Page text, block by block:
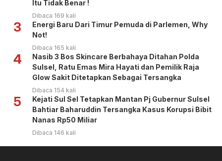
Itu Tidak Benar !
Dibaca 169 kali
3
Energi Baru Dari Timur Pemuda di Parlemen, Why
Not!
Dibaca 165 kali
4
Nasib 3 Bos Skincare Berbahaya Ditahan Polda
Sulsel, Ratu Emas Mira Hayati dan Pemilik Raja
Glow Sakit Ditetapkan Sebagai Tersangka
Dibaca 154 kali
5
Kejati Sul Sel Tetapkan Mantan Pj Gubernur Sulsel
Bahtiar Baharuddin Tersangka Kasus Korupsi Bibit
Nanas Rp50 Miliar
Dibaca 146 kali